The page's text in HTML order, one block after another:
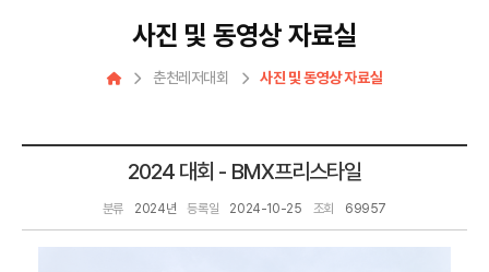
사진 및 동영상 자료실
춘천레저대회 사진 및 동영상 자료실
2024 대회 - BMX프리스타일
분류 2024년 등록일 2024-10-25 조회 69957